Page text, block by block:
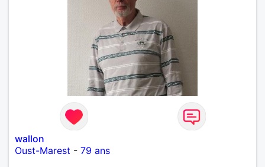
wallon
Oust-Marest - 79 ans